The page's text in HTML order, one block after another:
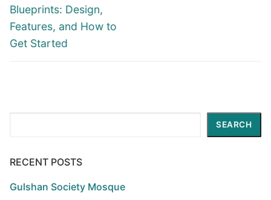
Blueprints: Design,
Features, and How to
Get Started
SEARCH
RECENT POSTS
Gulshan Society Mosque